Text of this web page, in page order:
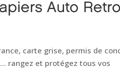
Auto Retro
carte grise, permis de
rangez et protégez tous vos